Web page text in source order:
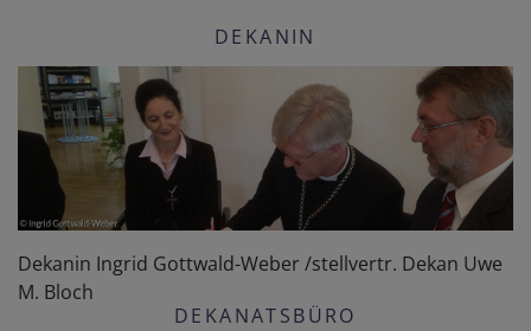
DEKANIN
Dekanin Ingrid Gottwald-Weber /stellvertr. Dekan Uwe
M. Bloch
DEKANATSBÜRO